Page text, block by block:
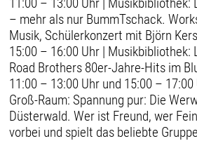
– mehr als nur BummTschack.
Musik, Schülerkonzert mit Björn
15:00 – 16:00 Uhr | Musikbibliothek:
Road Brothers 80er-Jahre-Hits im
11:00 – 13:00 Uhr und 15:00 –
Groß-Raum: Spannung pur: Die
Düsterwald. Wer ist Freund, wer
vorbei und spielt das beliebte